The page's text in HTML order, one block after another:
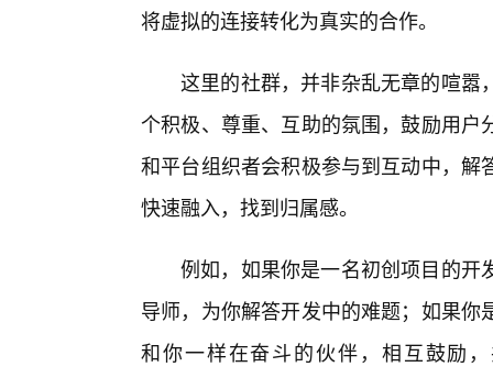
将虚拟的连接转化为真实的合作。
这里的社群，并非杂乱无章的喧嚣
个积极、尊重、互助的氛围，鼓励用
和平台组织者会积极参与到互动中，
快速融入，找到归属感。
例如，如果你是一名初创项目的开
导师，为你解答开发中的难题；如果
和你一样在奋斗的伙伴，相互鼓励